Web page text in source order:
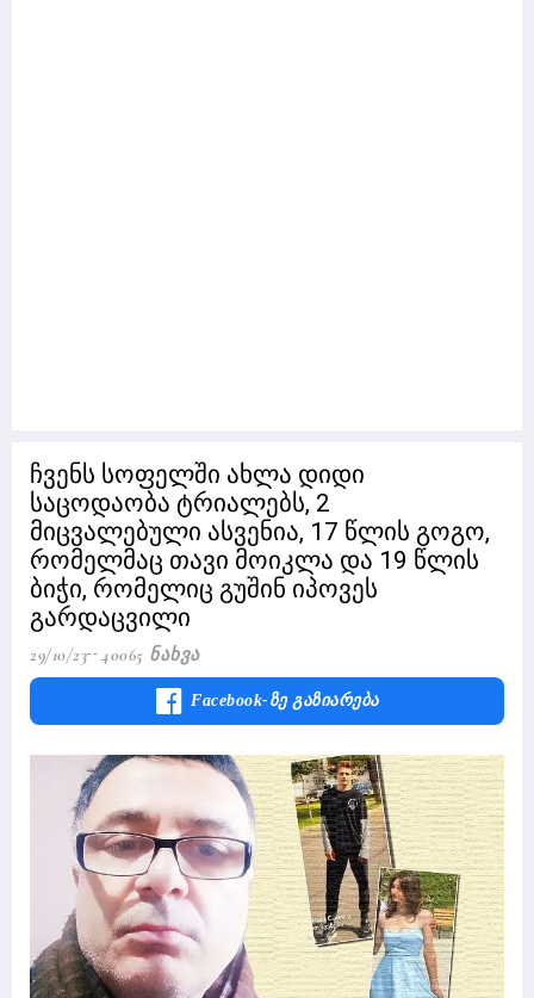
ჩვენს სოფელში ახლა დიდი
საცოდაობა ტრიალებს, 2
მიცვალებული ასვენია, 17 წლის გოგო,
რომელმაც თავი მოიკლა და 19 წლის
ბიჭი, რომელიც გუშინ იპოვეს
გარდაცვილი
29/10/23 40065 Ნახვა
Facebook-Ზე Გაზიარება